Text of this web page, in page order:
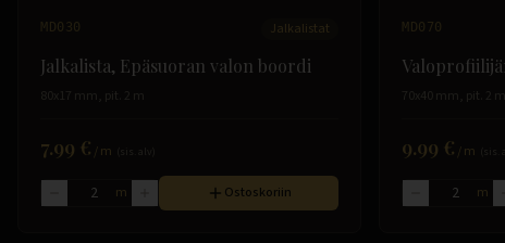
MD030 Jalkalistat
Jalkalista, Epäsuoran valon boordi
80x17 mm, pit. 2 m
7.99 € /m
m Ostoskoriin
MD070
70x40 mm, pit. 2 m
9.99 € /m
m